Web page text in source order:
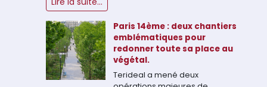
Paris 14ème : deux chantiers
emblématiques pour
redonner toute sa place au
végétal.
Terideal a mené deux